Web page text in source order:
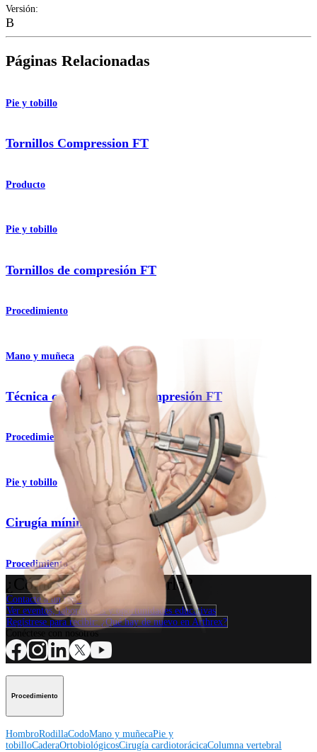
Versión:
B
Páginas Relacionadas
Pie y tobillo
Tornillos Compression FT
Producto
Pie y tobillo
Tornillos de compresión FT
Procedimiento
Mano y muñeca
Técnica con tornillos de compresión FT
Procedimiento
Pie y tobillo
Cirugía mínimamente invasiva
Procedimiento
¿Cómo podemos ayudarlo?
Contacte a un representante
Ver eventos, laboratorios y oportunidades educativas
Regístrese para recibir: ¿Qué hay de nuevo en Arthrex?
Conéctese con nosotros
Procedimiento
HombroRodillaCodoMano y muñecaPie y
tobilloCaderaOrtobiológicosCirugía cardiotorácicaColumna vertebral